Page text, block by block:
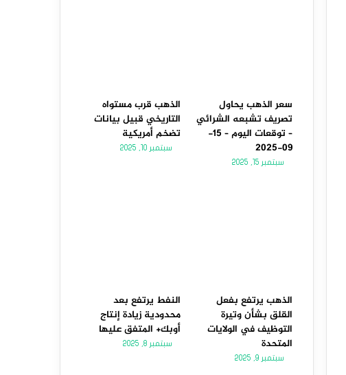
سعر الذهب يحاول
تصريف تشبعه الشرائي
– توقعات اليوم – 15-
09-2025
سبتمبر 15, 2025
الذهب قرب مستواه
التاريخي قبيل بيانات
تضخم أمريكية
سبتمبر 10, 2025
الذهب يرتفع بفعل
القلق بشأن وتيرة
التوظيف في الولايات
المتحدة
سبتمبر 9, 2025
النفط يرتفع بعد
محدودية زيادة إنتاج
أوبك+ المتفق عليها
سبتمبر 8, 2025